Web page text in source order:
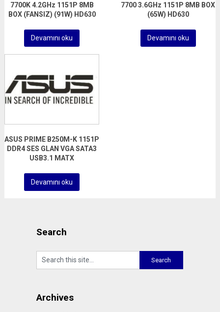
7700K 4.2GHz 1151P 8MB
BOX (FANSIZ) (91W) HD630
Devamını oku
7700 3.6GHz 1151P 8MB BOX
(65W) HD630
Devamını oku
ASUS PRIME B250M-K 1151P
DDR4 SES GLAN VGA SATA3
USB3.1 MATX
Devamını oku
Search
Archives